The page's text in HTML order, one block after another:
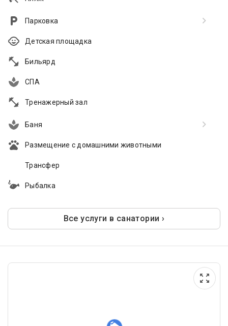
Парковка
Детская площадка
Бильярд
СПА
Тренажерный зал
Баня
Размещение с домашними животными
Трансфер
Рыбалка
Все услуги в санатории ›